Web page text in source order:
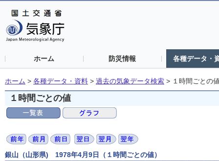
ホーム 防災情報 各種データ・
ホーム > 各種データ・資料 > 過去の気象データ検索 > １時間ごとの
１時間ごとの値
銀山（山形県) 1978年4月9日（１時間ごとの値）